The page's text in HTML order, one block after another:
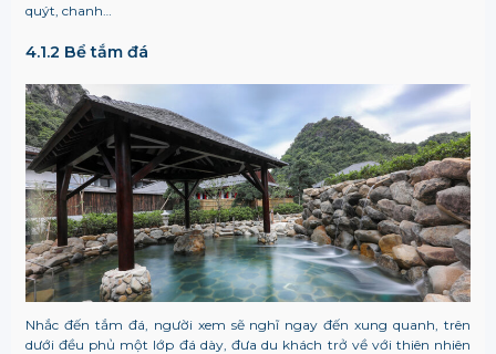
quýt, chanh…
4.1.2 Bể tắm đá
Nhắc đến tắm đá, người xem sẽ nghĩ ngay đến xung quanh, trên
dưới đều phủ một lớp đá dày, đưa du khách trở về với thiên nhiên